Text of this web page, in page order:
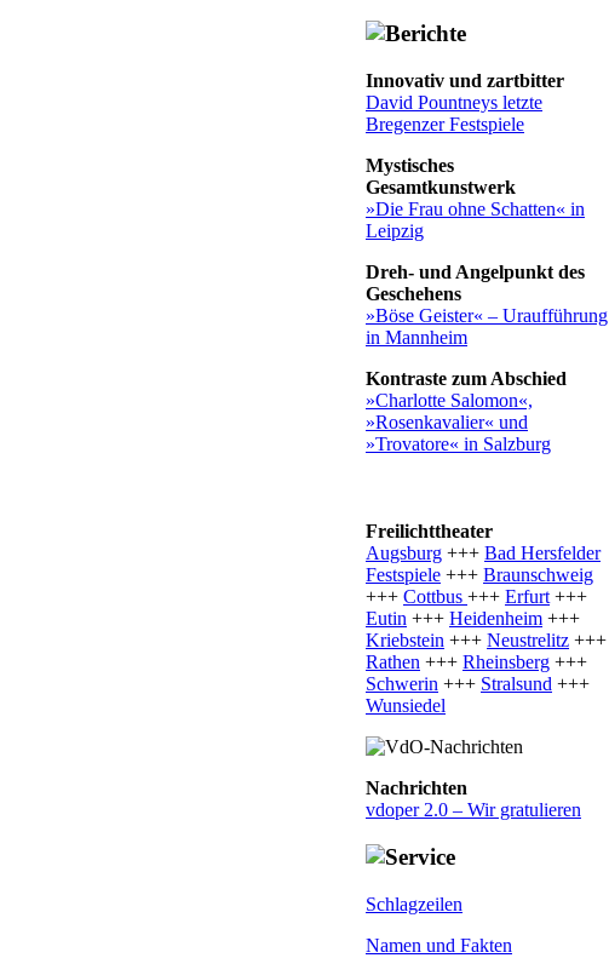
Innovativ und zartbitter
David Pountneys letzte
Bregenzer Festspiele
Mystisches
Gesamtkunstwerk
»Die Frau ohne Schatten« in
Leipzig
Dreh- und Angelpunkt des
Geschehens
»Böse Geister« – Uraufführung
in Mannheim
Kontraste zum Abschied
»Charlotte Salomon«,
»Rosenkavalier« und
»Trovatore« in Salzburg
Freilichttheater
Augsburg +++ Bad Hersfelder
Festspiele +++ Braunschweig
+++ Cottbus +++ Erfurt +++
Eutin +++ Heidenheim +++
Kriebstein +++ Neustrelitz +++
Rathen +++ Rheinsberg +++
Schwerin +++ Stralsund +++
Wunsiedel
Nachrichten
vdoper 2.0 – Wir gratulieren
Schlagzeilen
Namen und Fakten